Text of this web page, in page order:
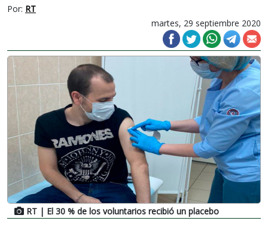
Por: RT
martes, 29 septiembre 2020
RT | El 30 % de los voluntarios recibió un placebo